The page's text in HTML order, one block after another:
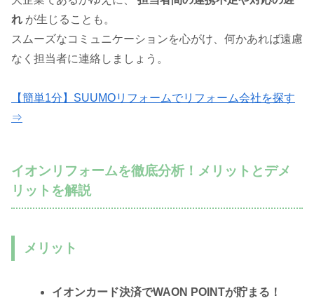
れ が生じることも。
スムーズなコミュニケーションを心がけ、何かあれば遠慮
なく担当者に連絡しましょう。
【簡単1分】SUUMOリフォームでリフォーム会社を探す
⇒
イオンリフォームを徹底分析！メリットとデメ
リットを解説
メリット
イオンカード決済でWAON POINTが貯まる！